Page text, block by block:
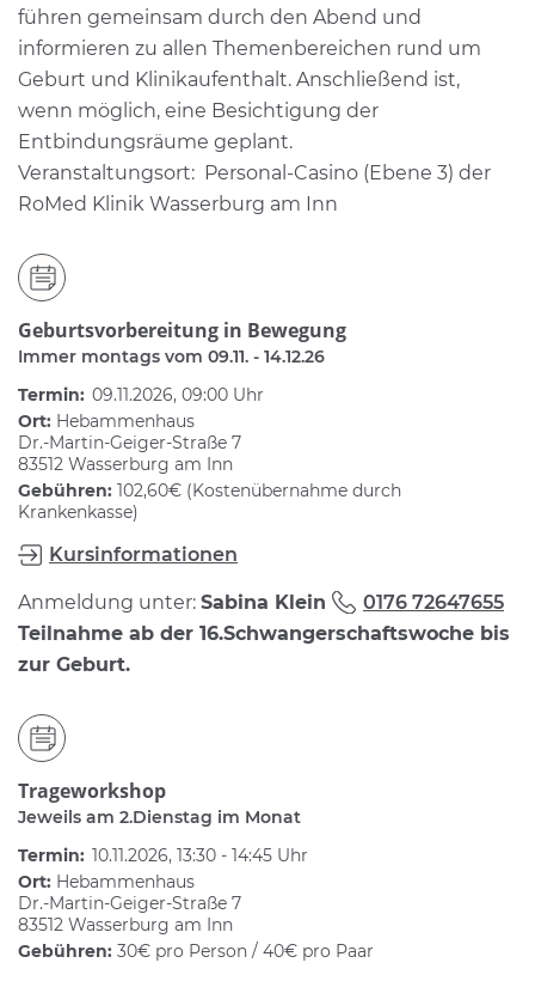
führen gemeinsam durch den Abend und
informieren zu allen Themenbereichen rund um
Geburt und Klinikaufenthalt. Anschließend ist,
wenn möglich, eine Besichtigung der
Entbindungsräume geplant.
Veranstaltungsort: Personal-Casino (Ebene 3) der
RoMed Klinik Wasserburg am Inn
Geburtsvorbereitung in Bewegung
Immer montags vom 09.11. - 14.12.26
Termin: 09.11.2026, 09:00 Uhr
Ort: Hebammenhaus
Dr.-Martin-Geiger-Straße 7
83512 Wasserburg am Inn
Gebühren: 102,60€ (Kostenübernahme durch
Krankenkasse)
Kursinformationen
Anmeldung unter: Sabina Klein
0176 72647655
Teilnahme ab der 16.Schwangerschaftswoche bis
zur Geburt.
Trageworkshop
Jeweils am 2.Dienstag im Monat
Termin: 10.11.2026, 13:30 - 14:45 Uhr
Ort: Hebammenhaus
Dr.-Martin-Geiger-Straße 7
83512 Wasserburg am Inn
Gebühren: 30€ pro Person / 40€ pro Paar